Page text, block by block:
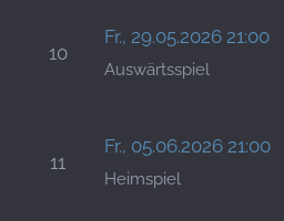
10
Fr., 29.05.2026 21:00
Auswärtsspiel
11
Fr., 05.06.2026 21:00
Heimspiel